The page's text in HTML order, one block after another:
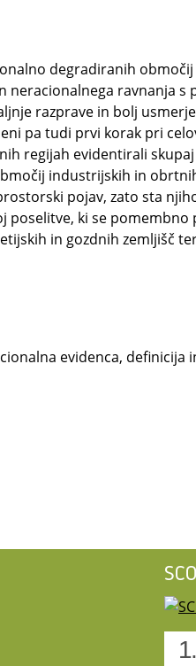
degradiranih območij
neracionalnega ravnanja
razprave in bolj
pa tudi prvi korak pri
regijah evidentirali
industrijskih in
pojav, zato sta
ki se pomembno
in gozdnih zemljišč
evidenca,